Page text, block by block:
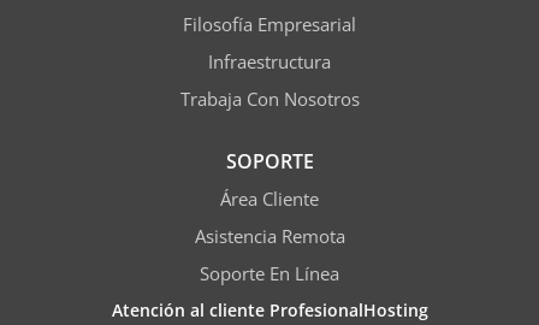
Filosofía Empresarial
Infraestructura
Trabaja Con Nosotros
SOPORTE
Área Cliente
Asistencia Remota
Soporte En Línea
Atención al cliente ProfesionalHosting